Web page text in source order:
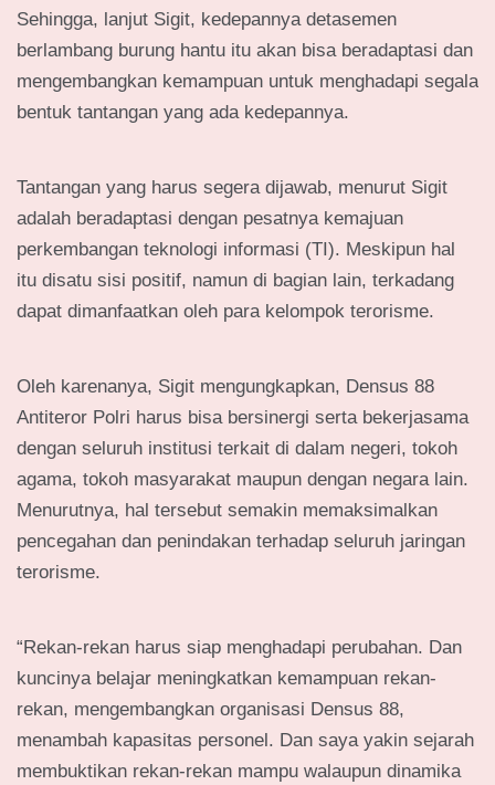
Sehingga, lanjut Sigit, kedepannya detasemen
berlambang burung hantu itu akan bisa beradaptasi dan
mengembangkan kemampuan untuk menghadapi segala
bentuk tantangan yang ada kedepannya.
Tantangan yang harus segera dijawab, menurut Sigit
adalah beradaptasi dengan pesatnya kemajuan
perkembangan teknologi informasi (TI). Meskipun hal
itu disatu sisi positif, namun di bagian lain, terkadang
dapat dimanfaatkan oleh para kelompok terorisme.
Oleh karenanya, Sigit mengungkapkan, Densus 88
Antiteror Polri harus bisa bersinergi serta bekerjasama
dengan seluruh institusi terkait di dalam negeri, tokoh
agama, tokoh masyarakat maupun dengan negara lain.
Menurutnya, hal tersebut semakin memaksimalkan
pencegahan dan penindakan terhadap seluruh jaringan
terorisme.
“Rekan-rekan harus siap menghadapi perubahan. Dan
kuncinya belajar meningkatkan kemampuan rekan-
rekan, mengembangkan organisasi Densus 88,
menambah kapasitas personel. Dan saya yakin sejarah
membuktikan rekan-rekan mampu walaupun dinamika